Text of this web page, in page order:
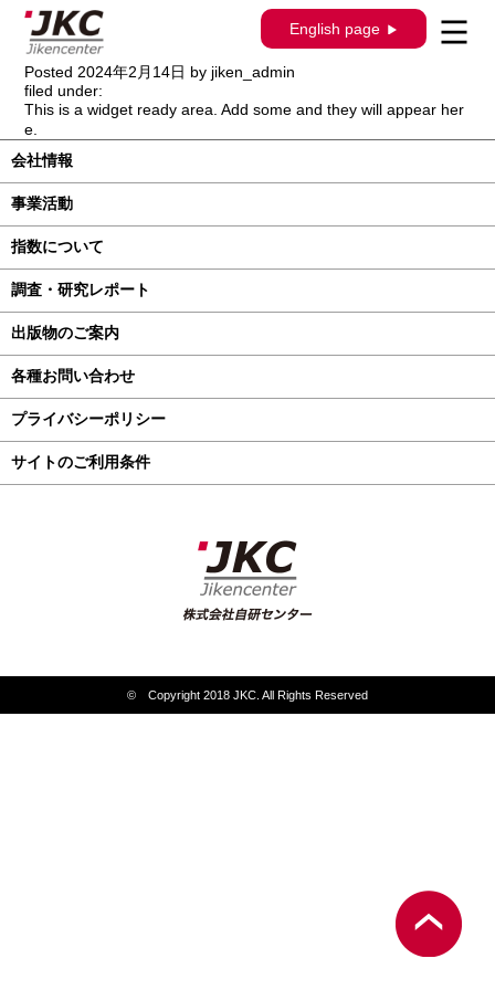
English page
【出版物のご案内】自研センターニュー
ス更新
Posted 2024年2月14日 by jiken_admin
filed under:
This is a widget ready area. Add some and they will appear her
e.
会社情報
事業活動
指数について
調査・研究レポート
出版物のご案内
各種お問い合わせ
プライバシーポリシー
サイトのご利用条件
© Copyright 2018 JKC. All Rights Reserved